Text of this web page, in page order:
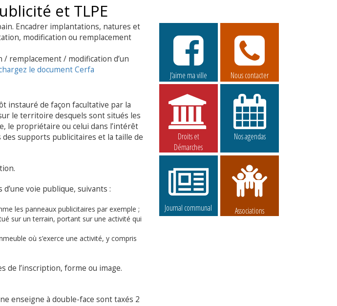
et TLPE
Encadrer implantations, natures et
modification ou remplacement
remplacement / modification d’un
le document Cerfa
instauré de façon facultative par la
le territoire desquels sont situés les
le propriétaire ou celui dans l’intérêt
supports publicitaires et la taille de
voie publique, suivants :
les panneaux publicitaires par exemple ;
sur un terrain, portant sur une activité qui
où s’exerce une activité, y compris
de l’inscription, forme ou image.
enseigne à double-face sont taxés 2
J’aime ma ville Nous contacter
Droits et
Démarches
Nos agendas
Journal communal Associations